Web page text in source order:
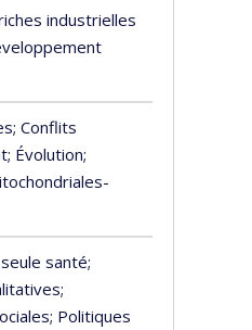
industrielles
; Conflits
; Évolution;
santé;
;
; Politiques